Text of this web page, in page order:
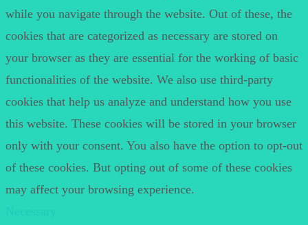
while you navigate through the website. Out of these, the
cookies that are categorized as necessary are stored on
your browser as they are essential for the working of basic
functionalities of the website. We also use third-party
cookies that help us analyze and understand how you use
this website. These cookies will be stored in your browser
only with your consent. You also have the option to opt-out
of these cookies. But opting out of some of these cookies
may affect your browsing experience.